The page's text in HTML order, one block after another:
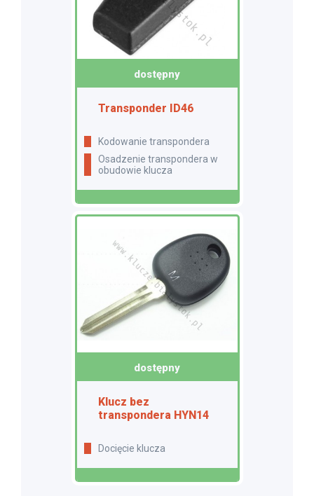
dostępny
Transponder ID46
Kodowanie transpondera
Osadzenie transpondera w
obudowie klucza
dostępny
Klucz bez
transpondera HYN14
Docięcie klucza